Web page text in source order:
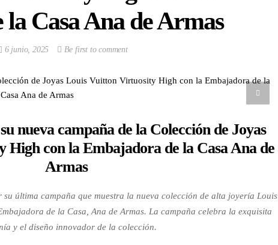
Casa Ana de Armas
6 junio, 2025 Be first to comment
nueva campaña de la Colección de Joyas
con la Embajadora de la Casa Ana de
Armas
su última campaña que muestra la nueva colección de alta joyería Louis
de la Casa, Ana de Armas. La campaña celebra la exquisita
y el diseño innovador de la colección.